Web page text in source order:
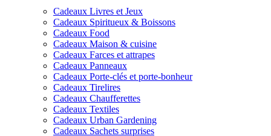
Cadeaux Livres et Jeux
Cadeaux Spiritueux & Boissons
Cadeaux Food
Cadeaux Maison & cuisine
Cadeaux Farces et attrapes
Cadeaux Panneaux
Cadeaux Porte-clés et porte-bonheur
Cadeaux Tirelires
Cadeaux Chaufferettes
Cadeaux Textiles
Cadeaux Urban Gardening
Cadeaux Sachets surprises